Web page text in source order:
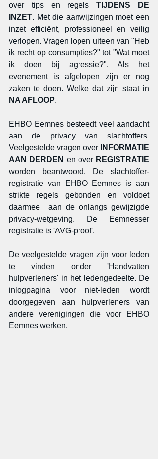
over tips en regels TIJDENS DE
INZET. Met die aanwijzingen moet een
inzet efficiënt, professioneel en veilig
verlopen. Vragen lopen uiteen van "Heb
ik recht op consumpties?" tot "Wat moet
ik doen bij agressie?". Als het
evenement is afgelopen zijn er nog
NA AFLOOP.
EHBO Eemnes besteedt veel aandacht
aan de privacy van slachtoffers.
Veelgestelde vragen over
INFORMATIE
AAN DERDEN en over REGISTRATIE
worden beantwoord. De slachtoffer-
registratie van EHBO Eemnes is aan
strikte regels gebonden en voldoet
daarmee  aan de onlangs gewijzigde
privacy-wetgeving. De Eemnesser
registratie is 'AVG-proof'.
De veelgestelde vragen zijn voor leden
te vinden onder 'Handvatten
hulpverleners' in het ledengedeelte. De
inlogpagina voor niet-leden wordt
doorgegeven aan hulpverleners van
andere verenigingen die voor EHBO
Eemnes werken.